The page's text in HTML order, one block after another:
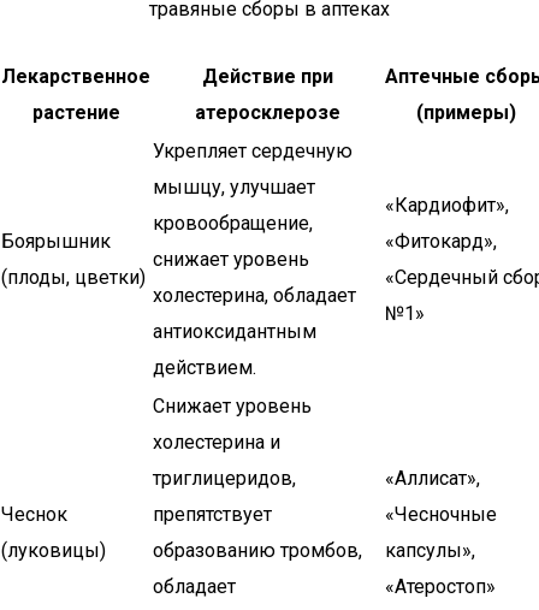
Лекарственное
растение
Действие при
атеросклерозе
Аптечные
(примеры)
Боярышник
(плоды, цветки)
Укрепляет сердечную
мышцу, улучшает
кровообращение,
снижает уровень
холестерина, обладает
антиоксидантным
действием.
«Кардиофит»,
«Фитокард»,
«Сердечный
№1»
Чеснок
(луковицы)
Снижает уровень
холестерина и
триглицеридов,
препятствует
образованию тромбов,
обладает
«Аллисат»,
«Чесночные
капсулы»,
«Атеростоп»